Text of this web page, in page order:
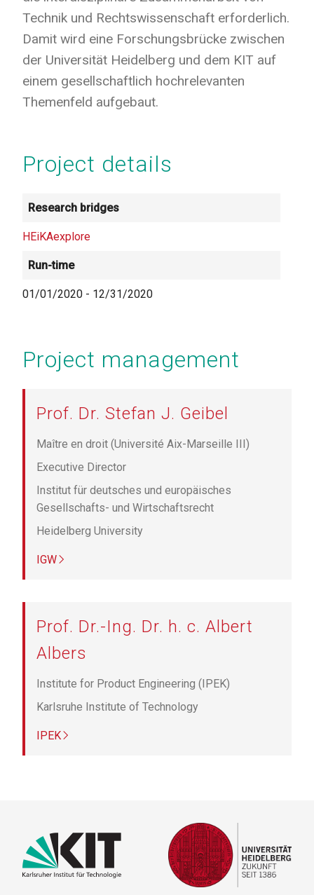
Technik und Rechtswissenschaft erforderlich.
Damit wird eine Forschungsbrücke zwischen
der Universität Heidelberg und dem KIT auf
einem gesellschaftlich hochrelevanten
Themenfeld aufgebaut.
Project details
Research bridges
HEiKAexplore
Run-time
01/01/2020 - 12/31/2020
Project management
Prof. Dr. Stefan J. Geibel
Maître en droit (Université Aix-Marseille III)
Executive Director
Institut für deutsches und europäisches
Gesellschafts- und Wirtschaftsrecht
Heidelberg University
IGW
Prof. Dr.-Ing. Dr. h. c. Albert
Albers
Institute for Product Engineering (IPEK)
Karlsruhe Institute of Technology
IPEK